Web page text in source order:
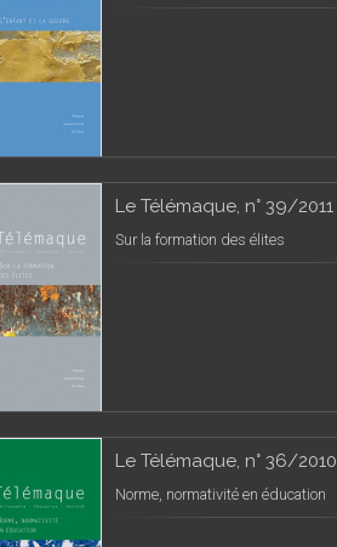
Le Télémaque, n° 39/2011
Sur la formation des élites
Le Télémaque, n° 36/2010
Norme, normativité en éducation